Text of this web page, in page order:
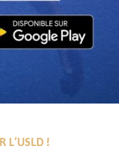
L’USLD !